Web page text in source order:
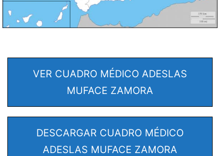
VER CUADRO MÉDICO ADESLAS
MUFACE ZAMORA
DESCARGAR CUADRO MÉDICO
ADESLAS MUFACE ZAMORA